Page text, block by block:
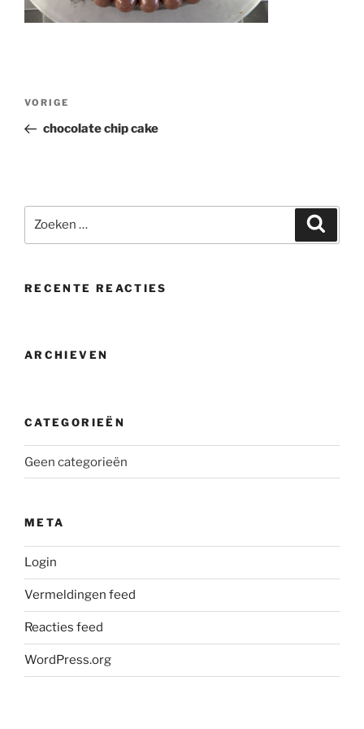
Bericht
Vorig
bericht
VORIGE
chocolate chip cake
naar:
RECENTE REACTIES
ARCHIEVEN
CATEGORIEËN
Geen categorieën
META
Login
Vermeldingen feed
Reacties feed
WordPress.org